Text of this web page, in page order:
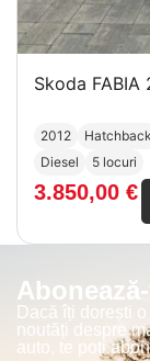
Skoda FABIA
2012 Hatchback
Diesel
5 locuri
3.850,00 €
Dacă îți dorești
noutăți despre
auto, te poți